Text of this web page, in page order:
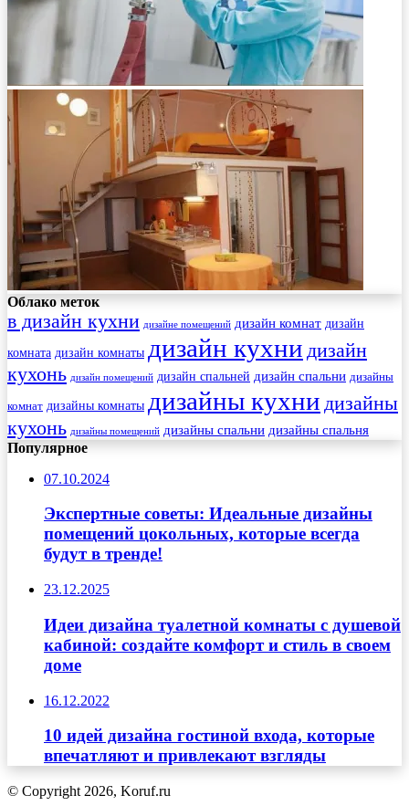
Облако меток
в дизайн кухни дизайне помещений дизайн комнат дизайн
комната дизайн комнаты дизайн кухни дизайн
кухонь дизайн помещений дизайн спальней дизайн спальни дизайны
комнат дизайны комнаты дизайны кухни дизайны
кухонь дизайны помещений дизайны спальни дизайны спальня
Популярное
07.10.2024
Экспертные советы: Идеальные дизайны
помещений цокольных, которые всегда
будут в тренде!
23.12.2025
Идеи дизайна туалетной комнаты с душевой
кабиной: создайте комфорт и стиль в своем
доме
16.12.2022
10 идей дизайна гостиной входа, которые
впечатляют и привлекают взгляды
© Copyright 2026, Koruf.ru